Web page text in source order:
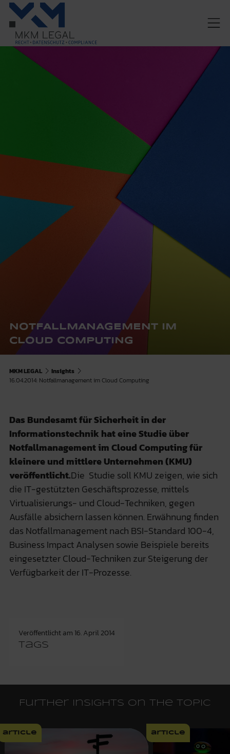
NOTFALLMANAGEMENT IM
CLOUD COMPUTING
MKM LEGAL
Insights
16.04.2014: Notfallmanagement im Cloud Computing
Das Bundesamt für Sicherheit in der
Informationstechnik hat eine Studie über
Notfallmanagement im Cloud Computing für
kleinere und mittlere Unternehmen (KMU)
veröffentlicht.Die Studie soll KMU zeigen, wie sich
die IT-gestützten Geschäftsprozesse, mittels
Virtualisierungs- und Cloud-Techniken, gegen
Ausfälle absichern lassen können. Erwähnung finden
das Notfallmanagement nach BSI-Standard 100-4,
Business Impact Analysen sowie Beispiele bereits
eingesetzter Cloud-Techniken zur Steigerung der
Verfügbarkeit der IT-Prozesse.
Veröffentlicht am 16. April 2014
Tags
Further insights on the topic
article article